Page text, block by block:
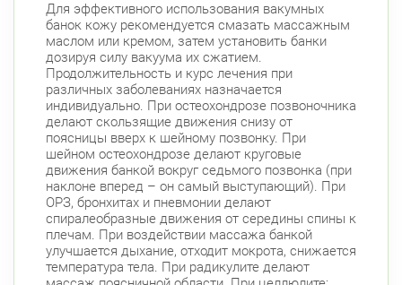
Для эффективного использования вакумных
банок кожу рекомендуется смазать массажным
маслом или кремом, затем установить банки
дозируя силу вакуума их сжатием.
Продолжительность и курс лечения при
различных заболеваниях назначается
индивидуально. При остеохондрозе позвоночника
делают скользящие движения снизу от
поясницы вверх к шейному позвонку. При
шейном остеохондрозе делают круговые
движения банкой вокруг седьмого позвонка (при
наклоне вперед – он самый выступающий). При
ОРЗ, бронхитах и пневмонии делают
спиралеобразные движения от середины спины к
плечам. При воздействии массажа банкой
улучшается дыхание, отходит мокрота, снижается
температура тела. При радикулите делают